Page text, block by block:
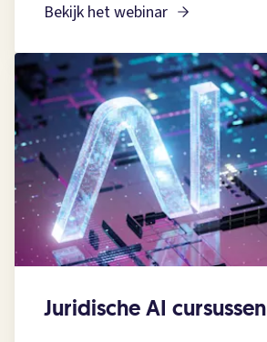
Bekijk het webinar
Juridische AI cursussen